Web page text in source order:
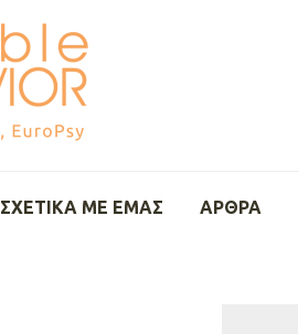
ΣΧΕΤΙΚΆ ΜΕ ΕΜΆΣ ΆΡΘΡΑ